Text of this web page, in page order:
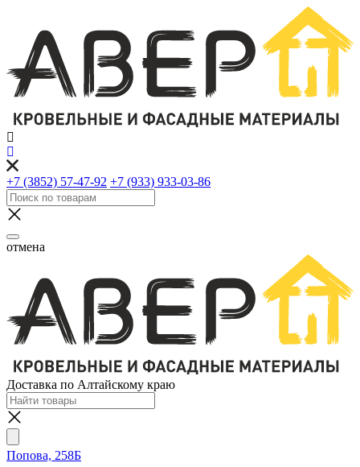
+7 (3852) 57-47-92 +7 (933) 933-03-86
отмена
Доставка по Алтайскому краю
Попова, 258Б